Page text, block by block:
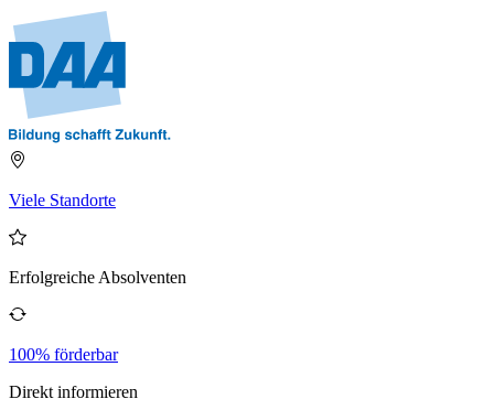
Viele Standorte
Erfolgreiche Absolventen
100% förderbar
Direkt informieren